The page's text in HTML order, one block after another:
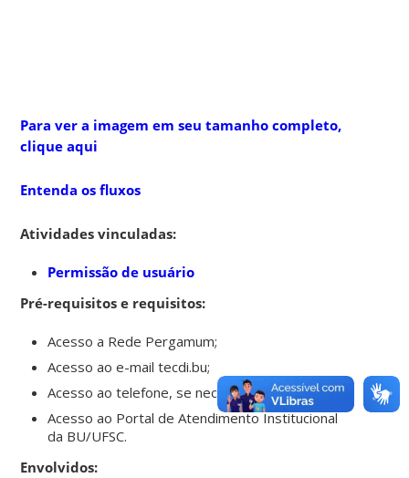
Para ver a imagem em seu tamanho completo,
clique aqui
Entenda os fluxos
Atividades vinculadas:
Permissão de usuário
Pré-requisitos e requisitos:
Acesso a Rede Pergamum;
Acesso ao e-mail tecdi.bu;
Acesso ao telefone, se necesário;
Acesso ao Portal de Atendimento Institucional
da BU/UFSC.
Envolvidos: